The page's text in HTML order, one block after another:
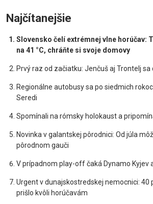
Najčítanejšie
Slovensko čelí extrémnej vlne horúčav:
na 41 °C, chráňte si svoje domovy
Prvý raz od začiatku: Jenčuš aj Trontelj
Regionálne autobusy sa po siedmich
Seredi
Spomínali na rómsky holokaust a
Novinka v galantskej pôrodnici: Od júla
pôrodnom gauči
V prípadnom play-off čaká Dynamo Kyjev
Urgent v dunajskostredskej nemocnici: 40
prišlo kvôli horúčavám